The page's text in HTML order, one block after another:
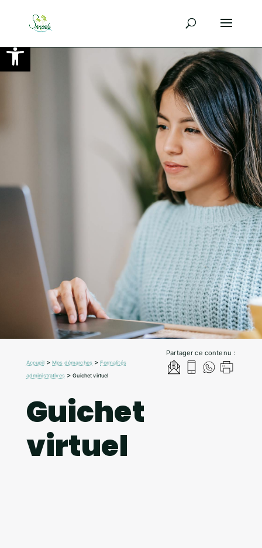
Ouvrir la barre d’outils
Partager ce contenu :
Accueil>Mes démarches >Formalités
administratives>Guichet virtuel
Guichet
virtuel